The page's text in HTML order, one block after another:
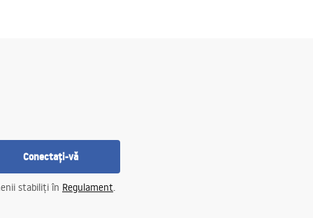
Conectați-vă
stabiliți în Regulament.